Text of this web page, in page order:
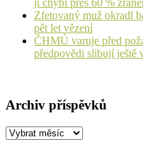
jí chybí přes 60 %
Zfetovaný muž okradl
pět let vězení
ČHMÚ varuje před
předpovědi slibují ještě
Archiv příspěvků
Archiv